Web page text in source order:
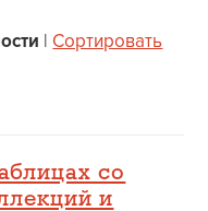
| Сортировать
со
и